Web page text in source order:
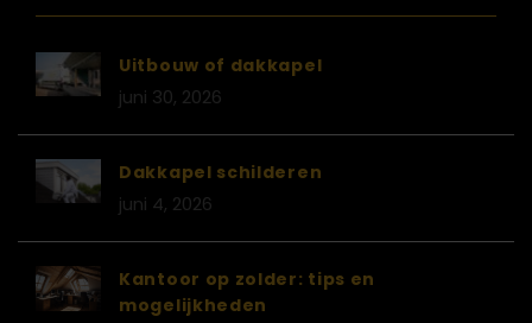
Uitbouw of dakkapel
juni 30, 2026
Dakkapel schilderen
juni 4, 2026
Kantoor op zolder: tips en
mogelijkheden